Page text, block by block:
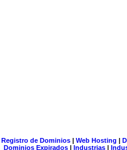
Registro de Dominios| Web Hosting |
Dominios Expirados | Industrias |